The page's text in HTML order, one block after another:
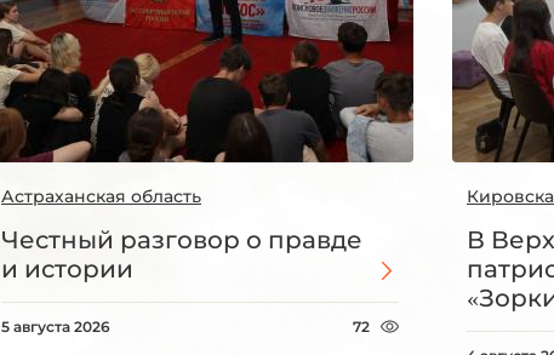
Астраханская область
Честный разговор о правде
и истории
5 августа 2026 72
В